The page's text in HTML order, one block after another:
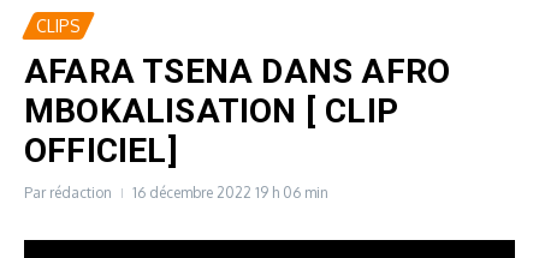
CLIPS
AFARA TSENA DANS AFRO
MBOKALISATION [ CLIP
OFFICIEL]
Par rédaction 16 décembre 2022 19 h 06 min